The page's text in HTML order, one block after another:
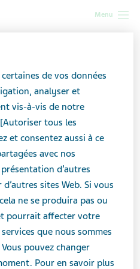
Menu
recherche
ici pour trouver ce que
un produit de
dans l’un de nos
ou n’hésitez pas à
pour assistance.
de vos données
analyser et
vis-à-vis de notre
tous les
et consentez aussi à ce
avec nos
d’autres
sites Web. Si vous
ne se produira pas ou
pourrait affecter votre
que nous sommes
pouvez changer
Pour en savoir plus